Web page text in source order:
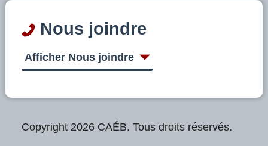
Nous joindre
Afficher Nous joindre
Copyright 2026 CAÉB. Tous droits réservés.